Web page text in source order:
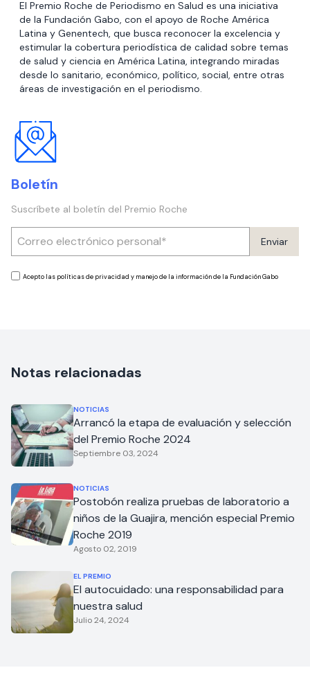
El Premio Roche de Periodismo en Salud es una iniciativa
de la Fundación Gabo, con el apoyo de Roche América
Latina y Genentech, que busca reconocer la excelencia y
estimular la cobertura periodística de calidad sobre temas
de salud y ciencia en América Latina, integrando miradas
desde lo sanitario, económico, político, social, entre otras
áreas de investigación en el periodismo.
Boletín
Suscríbete al boletín del Premio Roche
Enviar
Acepto las políticas de privacidad y manejo de la información de la Fundación Gabo
Notas relacionadas
NOTICIAS
Arrancó la etapa de evaluación y selección
del Premio Roche 2024
Septiembre 03, 2024
NOTICIAS
Postobón realiza pruebas de laboratorio a
niños de la Guajira, mención especial Premio
Roche 2019
Agosto 02, 2019
EL PREMIO
El autocuidado: una responsabilidad para
nuestra salud
Julio 24, 2024